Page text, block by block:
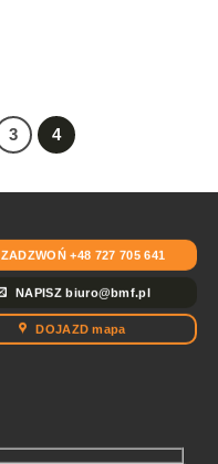
3 4
ZADZWOŃ +48 727 705 641
NAPISZ biuro@bmf.pl
DOJAZD mapa